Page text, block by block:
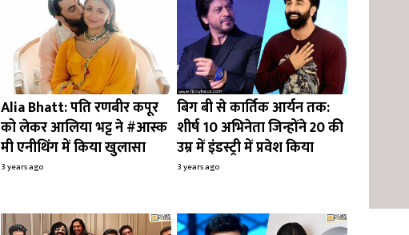
Alia Bhatt: पति रणबीर कपूर
को लेकर आलिया भट्ट ने #आस्क
मी एनीथिंग में किया खुलासा
3 years ago
बिग बी से कार्तिक आर्यन तक:
शीर्ष 10 अभिनेता जिन्होंने 20 की
उम्र में इंडस्ट्री में प्रवेश किया
3 years ago